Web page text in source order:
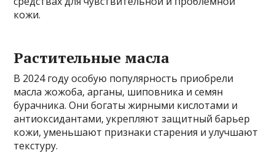
кожи.
Растительные масла
В 2024 году особую популярность приобрели
масла жожоба, арганы, шиповника и семян
бурачника. Они богаты жирными кислотами и
антиоксидантами, укрепляют защитный барьер
кожи, уменьшают признаки старения и улучшают
текстуру.